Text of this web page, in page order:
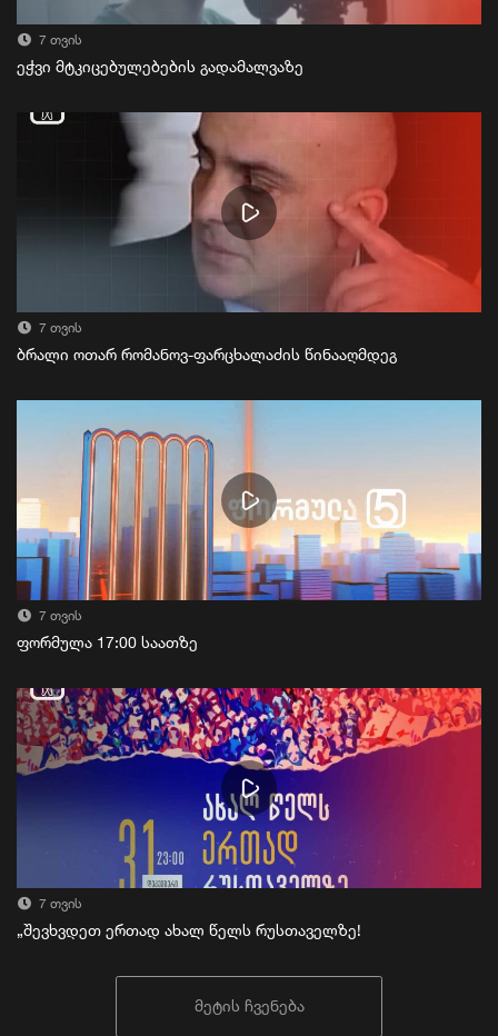
7 თვის
ეჭვი მტკიცებულებების გადამალვაზე
7 თვის
ბრალი ოთარ რომანოვ-ფარცხალაძის წინააღმდეგ
7 თვის
ფორმულა 17:00 საათზე
7 თვის
„შევხვდეთ ერთად ახალ წელს რუსთაველზე!
მეტის ჩვენება